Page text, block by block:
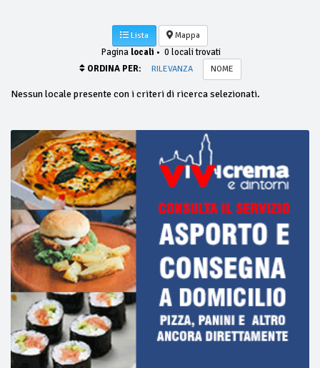
Lista Mappa
Pagina locali • 0 locali trovati
ORDINA PER:
RILEVANZA NOME
Nessun locale presente con i criteri di ricerca selezionati.